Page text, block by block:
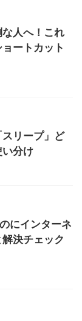
人へ！これ
ートカット
スリープ」ど
い分け
にインターネ
決チェック